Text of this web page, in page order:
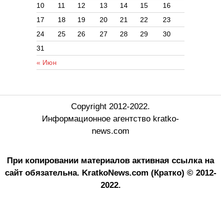
« Июн
10
11 12 13 14 15
16
17
18 19 20 21 22
23
24
25 26 27 28 29
30
31
Copyright 2012-2022.
Информационное агентство kratko-
news.com
При копировании материалов активная ссылка на
сайт обязательна. KratkoNews.com (Кратко) © 2012-
2022.